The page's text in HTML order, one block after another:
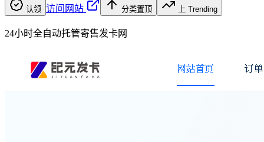
认领 访问网站 分类置顶 上 Trending
24小时全自动托管寄售发卡网